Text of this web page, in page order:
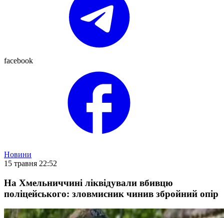
facebook
Новини
15 травня 22:52
На Хмельниччині ліквідували вбивцю
поліцейського: зловмисник чинив збройний опір